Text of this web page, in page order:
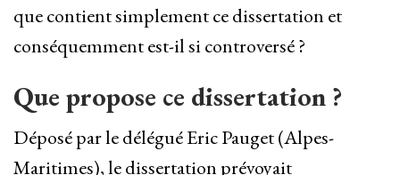
que contient simplement ce dissertation et
conséquemment est-il si controversé ?
Que propose ce dissertation ?
Déposé par le délégué Eric Pauget (Alpes-
Maritimes), le dissertation prévoyait